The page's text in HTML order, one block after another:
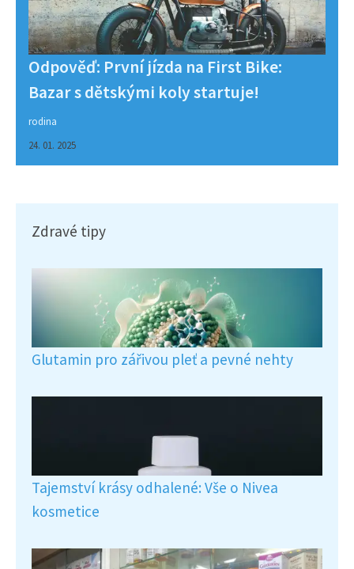
Odpověď: První jízda na First Bike:
Bazar s dětskými koly startuje!
rodina
24. 01. 2025
Zdravé tipy
Glutamin pro zářivou pleť a pevné nehty
Tajemství krásy odhalené: Vše o Nivea
kosmetice